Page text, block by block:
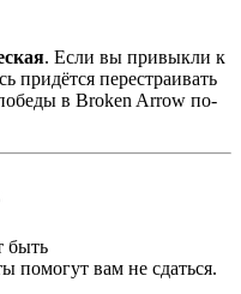
. Если вы привыкли к
придётся перестраивать
в Broken Arrow по-
быть
помогут вам не сдаться.